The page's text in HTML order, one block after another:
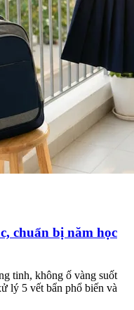
chuẩn bị năm học
tinh, không ố vàng suốt
lý 5 vết bẩn phổ biến và